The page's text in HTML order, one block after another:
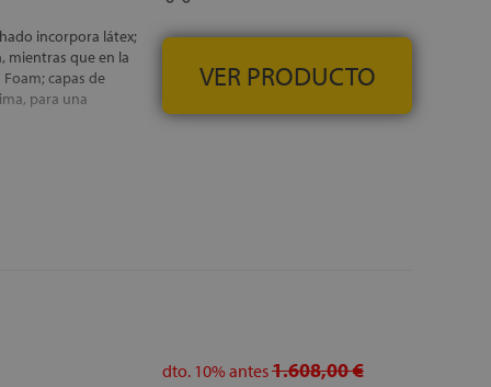
incorpora látex;
mientras que en la
capas de
para una
VER PRODUCTO
dto. 10% antes1.608,00 €